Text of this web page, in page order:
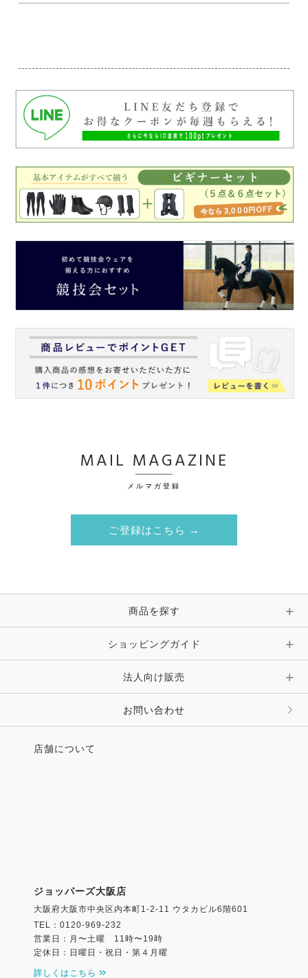
MAIL MAGAZINE
メルマガ登録
ご登録はこちら →
商品を探す
ショッピングガイド
法人向け販売
お問い合わせ
店舗について
ジョッパーズ大阪店
大阪府大阪市中央区内本町1-2-11 ウタカビル6階601
TEL：0120-969-232
営業日：月〜土曜 11時〜19時
定休日：日曜日・祝日・第４月曜
詳しくはこちら